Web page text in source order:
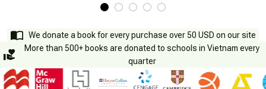
We donate a book for every purchase over 50 USD on our site
More than 500+ books are donated to schools in Vietnam every
quarter